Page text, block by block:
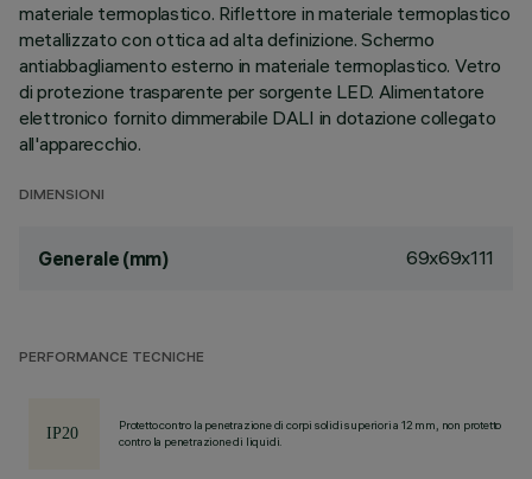
materiale termoplastico. Riflettore in materiale termoplastico
metallizzato con ottica ad alta definizione. Schermo
antiabbagliamento esterno in materiale termoplastico. Vetro
di protezione trasparente per sorgente LED. Alimentatore
elettronico fornito dimmerabile DALI in dotazione collegato
all'apparecchio.
DIMENSIONI
Generale (mm) 69x69x111
PERFORMANCE TECNICHE
Protetto contro la penetrazione di corpi solidi superiori a 12 mm, non protetto
contro la penetrazione di liquidi.